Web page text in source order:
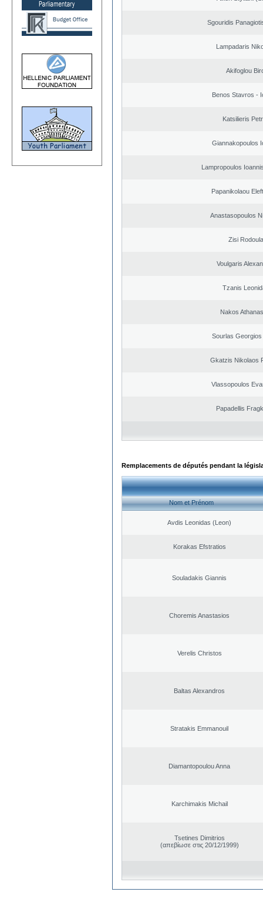
Sgouridis
Lampadaris
Akifoglou
Benos Stavros -
Katsilieris
Giannakopoulos
Lampropoulos
Papanikolaou
Anastasopoulos
Zisi Rodoula
Voulgaris
Tzanis
Nakos
Sourlas Georgios
Gkatzis Nikolaos
Vlassopoulos
Papadellis
Remplacements de députés pendant la
Nom et Prénom
Avdis Leonidas (Leon)
Korakas Efstratios
Souladakis Giannis
Choremis Anastasios
Verelis Christos
Baltas Alexandros
Stratakis Emmanouil
Diamantopoulou Anna
Karchimakis Michail
Tsetines Dimitrios
(απεβίωσε στις 20/12/1999)